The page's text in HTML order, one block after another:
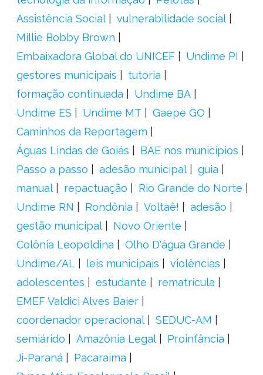
Assistência Social
vulnerabilidade social
Millie Bobby Brown
Embaixadora Global do UNICEF
Undime PI
gestores municipais
tutoria
formação continuada
Undime BA
Undime ES
Undime MT
Gaepe GO
Caminhos da Reportagem
Águas Lindas de Goiás
BAE nos municípios
Passo a passo
adesão municipal
guia
manual
repactuação
Rio Grande do Norte
Undime RN
Rondônia Voltaê!
adesão
gestão municipal
Novo Oriente
Colônia Leopoldina
Olho D'água Grande
Undime/AL
leis municipais
violências
adolescentes
estudante
rematrícula
EMEF Valdici Alves Baier
coordenador operacional
SEDUC-AM
semiárido
Amazônia Legal
Proinfância
Ji-Paraná
Pacaraima